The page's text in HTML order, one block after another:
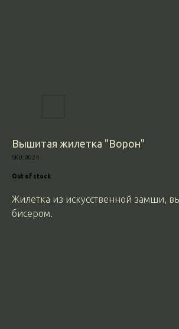
Вышитая жилетка "Ворон"
SKU:0024
Out of stock
Жилетка из искусственной замши,
бисером.